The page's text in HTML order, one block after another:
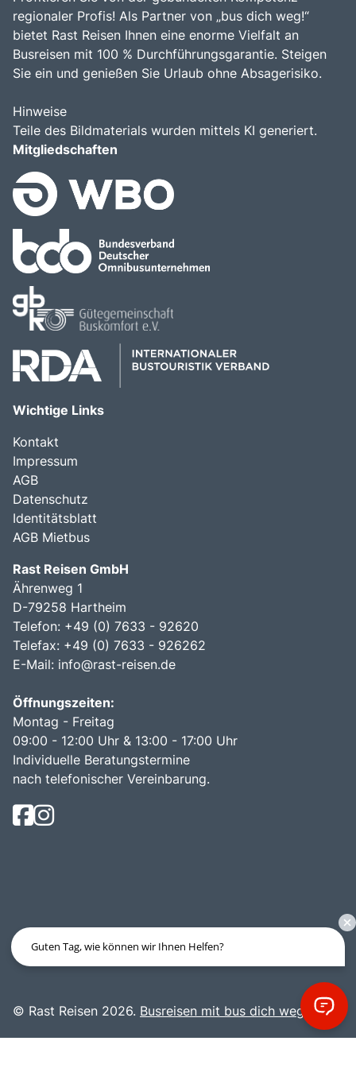
regionaler Profis! Als Partner von „bus dich weg!“
bietet Rast Reisen Ihnen eine enorme Vielfalt an
Busreisen mit 100 % Durchführungsgarantie. Steigen
Sie ein und genießen Sie Urlaub ohne Absagerisiko.
Hinweise
Teile des Bildmaterials wurden mittels KI generiert.
Mitgliedschaften
Wichtige Links
Kontakt
Impressum
AGB
Datenschutz
Identitätsblatt
AGB Mietbus
Rast Reisen GmbH
Ährenweg 1
D-79258 Hartheim
Telefon: +49 (0) 7633 - 92620
Telefax: +49 (0) 7633 - 926262
E-Mail: info@rast-reisen.de
Öffnungszeiten:
Montag - Freitag
09:00 - 12:00 Uhr & 13:00 - 17:00 Uhr
Individuelle Beratungstermine
nach telefonischer Vereinbarung.
© Rast Reisen 2026. Busreisen mit bus dich weg!
Guten Tag, wie können wir Ihnen Helfen?